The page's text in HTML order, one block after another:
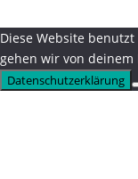
Diese Website
gehen wir von deinem
Datenschutzerklärung